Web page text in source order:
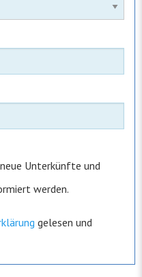
Unterkünfte und
werden.
gelesen und